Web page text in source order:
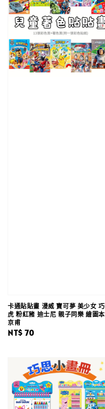
卡通貼貼畫 漫威 寶可夢 美少女 巧
虎 粉紅豬 迪士尼 親子同樂 繪圖本
京甫
Regular
NT$ 70